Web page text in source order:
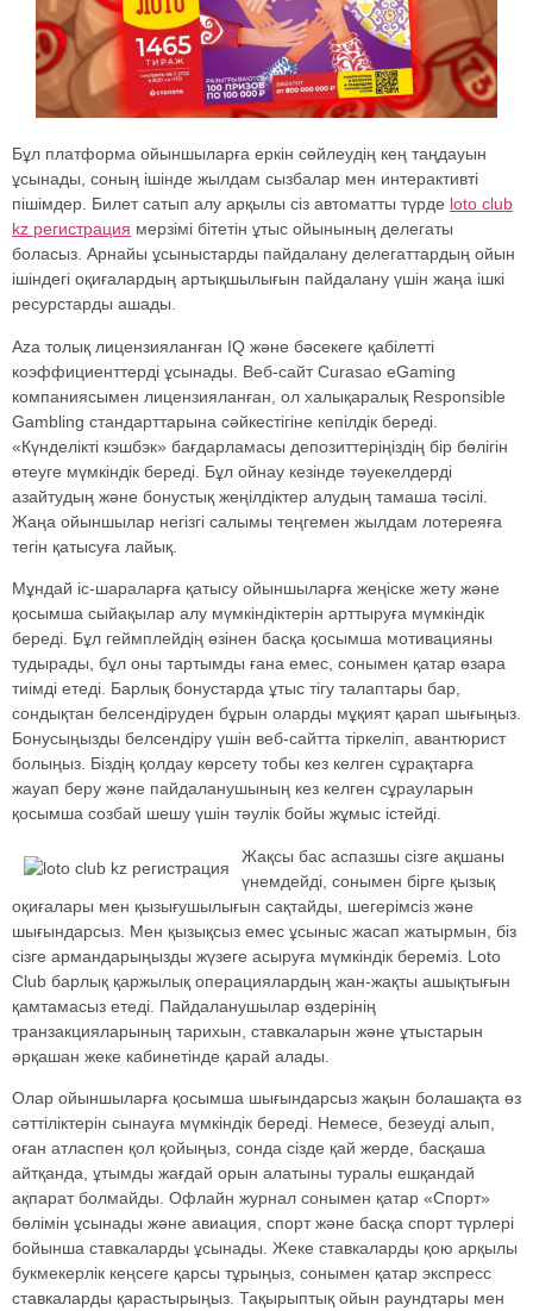
Бұл платформа ойыншыларға еркін сөйлеудің кең таңдауын
ұсынады, соның ішінде жылдам сызбалар мен интерактивті
пішімдер. Билет сатып алу арқылы сіз автоматты түрде loto club
kz регистрация мерзімі бітетін ұтыс ойынының делегаты
боласыз. Арнайы ұсыныстарды пайдалану делегаттардың ойын
ішіндегі оқиғалардың артықшылығын пайдалану үшін жаңа ішкі
ресурстарды ашады.
Aza толық лицензияланған IQ және бәсекеге қабілетті
коэффициенттерді ұсынады. Веб-сайт Curasao eGaming
компаниясымен лицензияланған, ол халықаралық Responsible
Gambling стандарттарына сәйкестігіне кепілдік береді.
«Күнделікті кэшбэк» бағдарламасы депозиттеріңіздің бір бөлігін
өтеуге мүмкіндік береді. Бұл ойнау кезінде тәуекелдерді
азайтудың және бонустық жеңілдіктер алудың тамаша тәсілі.
Жаңа ойыншылар негізгі салымы теңгемен жылдам лотереяға
тегін қатысуға лайық.
Мұндай іс-шараларға қатысу ойыншыларға жеңіске жету және
қосымша сыйақылар алу мүмкіндіктерін арттыруға мүмкіндік
береді. Бұл геймплейдің өзінен басқа қосымша мотивацияны
тудырады, бұл оны тартымды ғана емес, сонымен қатар өзара
тиімді етеді. Барлық бонустарда ұтыс тігу талаптары бар,
сондықтан белсендіруден бұрын оларды мұқият қарап шығыңыз.
Бонусыңызды белсендіру үшін веб-сайтта тіркеліп, авантюрист
болыңыз. Біздің қолдау көрсету тобы кез келген сұрақтарға
жауап беру және пайдаланушының кез келген сұрауларын
қосымша созбай шешу үшін тәулік бойы жұмыс істейді.
Жақсы бас аспазшы сізге ақшаны
үнемдейді, сонымен бірге қызық
оқиғалары мен қызығушылығын сақтайды, шегерімсіз және
шығындарсыз. Мен қызықсыз емес ұсыныс жасап жатырмын, біз
сізге армандарыңызды жүзеге асыруға мүмкіндік береміз. Loto
Club барлық қаржылық операциялардың жан-жақты ашықтығын
қамтамасыз етеді. Пайдаланушылар өздерінің
транзакцияларының тарихын, ставкаларын және ұтыстарын
әрқашан жеке кабинетінде қарай алады.
Олар ойыншыларға қосымша шығындарсыз жақын болашақта өз
сәттіліктерін сынауға мүмкіндік береді. Немесе, безеуді алып,
оған атласпен қол қойыңыз, сонда сізде қай жерде, басқаша
айтқанда, ұтымды жағдай орын алатыны туралы ешқандай
ақпарат болмайды. Офлайн журнал сонымен қатар «Спорт»
бөлімін ұсынады және авиация, спорт және басқа спорт түрлері
бойынша ставкаларды ұсынады. Жеке ставкаларды қою арқылы
букмекерлік кеңсеге қарсы тұрыңыз, сонымен қатар экспресс
ставкаларды қарастырыңыз. Тақырыптық ойын раундтары мен